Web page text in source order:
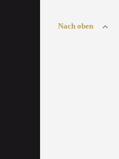
Nach oben